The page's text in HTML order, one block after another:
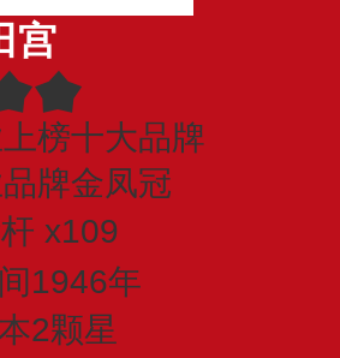
宫
榜十大品牌
牌金凤冠
x109
1946年
2颗星